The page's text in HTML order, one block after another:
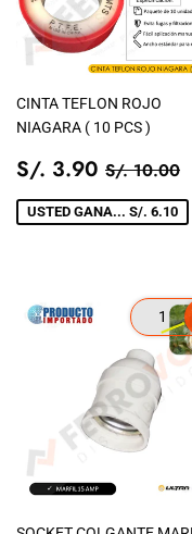
CINTA TEFLON ROJO
NIAGARA ( 10 PCS )
PRECIO
DE
VENTA
S/. 3.90 S/.
3.90
PRECIO
S/. 10.00
USTED GANA... S/. 6.10